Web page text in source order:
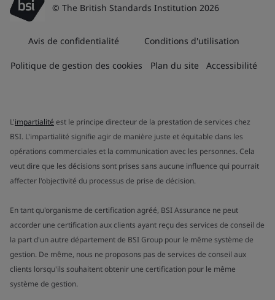
© The British Standards Institution 2026
Avis de confidentialité Conditions d'utilisation
Politique de gestion des cookies Plan du site Accessibilité
L'impartialité est le principe directeur de la prestation de services chez
BSI. L'impartialité signifie agir de manière juste et équitable dans les
opérations commerciales et la communication avec les personnes. Cela
veut dire que les décisions sont prises sans aucune influence qui pourrait
affecter l'objectivité du processus de prise de décision.
En tant qu'organisme de certification agréé, BSI Assurance ne peut
accorder une certification aux clients ayant reçu des services de conseil de
la part d'un autre département de BSI Group pour le même système de
gestion. De même, nous ne proposons pas de services de conseil aux
clients lorsqu'ils souhaitent obtenir une certification pour le même
système de gestion.